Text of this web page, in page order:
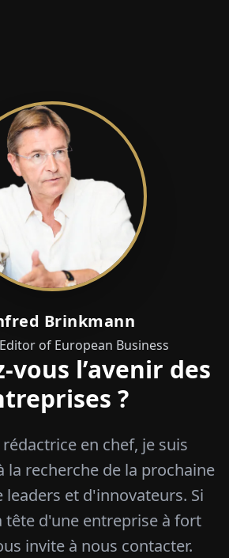
Brinkmann
of European Business
vous l’avenir des
?
en chef, je suis
la recherche de la prochaine
leaders et d'innovateurs. Si
tête d'une entreprise à fort
invite à nous contacter.